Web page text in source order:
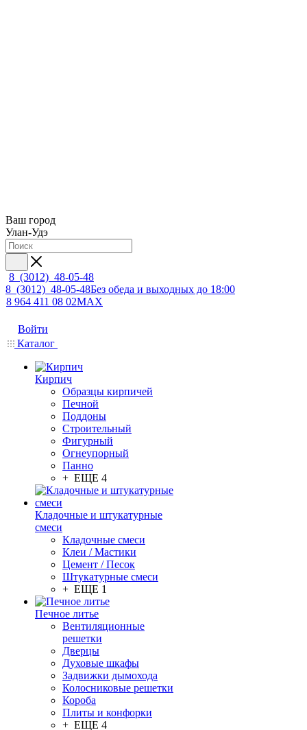
Ваш город
Улан-Удэ
8 (3012) 48-05-48
8 (3012) 48-05-48Без обеда и выходных до 18:00
8 964 411 08 02MAX
Войти
Каталог
Кирпич
Образцы кирпичей
Печной
Поддоны
Строительный
Фигурный
Огнеупорный
Панно
+ ЕЩЕ 4
Кладочные и штукатурные
смеси
Кладочные смеси
Клеи / Мастики
Цемент / Песок
Штукатурные смеси
+ ЕЩЕ 1
Печное литье
Вентиляционные
решетки
Дверцы
Духовые шкафы
Задвижки дымохода
Колосниковые решетки
Короба
Плиты и конфорки
+ ЕЩЕ 4